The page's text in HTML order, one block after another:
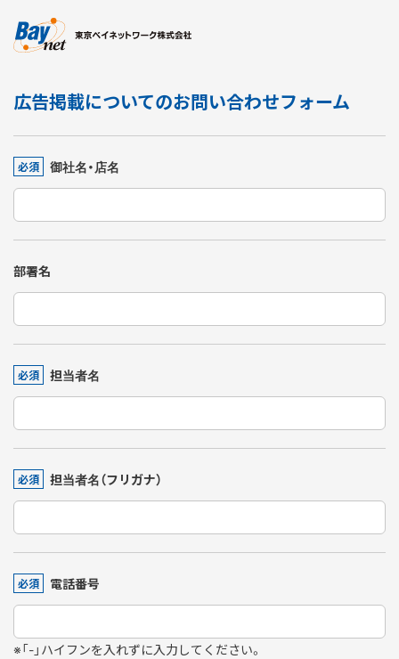
広告掲載についてのお問い合わせフォーム
必須 御社名・店名
部署名
必須 担当者名
必須 担当者名（フリガナ）
必須 電話番号
※「-」ハイフンを入れずに入力してください。